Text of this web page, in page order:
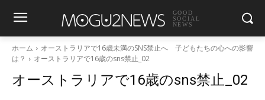
GOOD
SOCIAL
NEWS
ホーム
オーストラリアで16歳未満のSNS禁止へ 子どもたちの心への影響
は？
オーストラリアで16歳のsns禁止_02
オーストラリアで16歳のsns禁止_02